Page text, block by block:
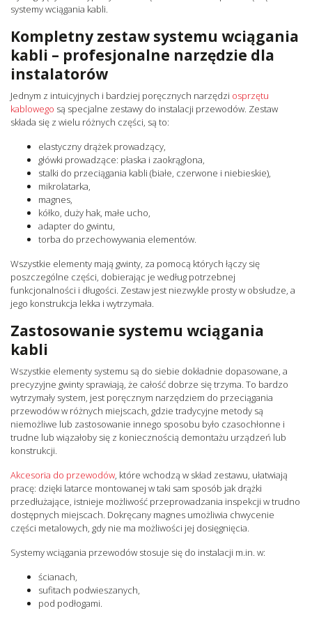
systemy wciągania kabli.
Kompletny zestaw systemu wciągania
kabli – profesjonalne narzędzie dla
instalatorów
Jednym z intuicyjnych i bardziej poręcznych narzędzi osprzętu
kablowego są specjalne zestawy do instalacji przewodów. Zestaw
składa się z wielu różnych części, są to:
elastyczny drążek prowadzący,
główki prowadzące: płaska i zaokrąglona,
stalki do przeciągania kabli (białe, czerwone i niebieskie),
mikrolatarka,
magnes,
kółko, duży hak, małe ucho,
adapter do gwintu,
torba do przechowywania elementów.
Wszystkie elementy mają gwinty, za pomocą których łączy się
poszczególne części, dobierając je według potrzebnej
funkcjonalności i długości. Zestaw jest niezwykle prosty w obsłudze, a
jego konstrukcja lekka i wytrzymała.
Zastosowanie systemu wciągania
kabli
Wszystkie elementy systemu są do siebie dokładnie dopasowane, a
precyzyjne gwinty sprawiają, że całość dobrze się trzyma. To bardzo
wytrzymały system, jest poręcznym narzędziem do przeciągania
przewodów w różnych miejscach, gdzie tradycyjne metody są
niemożliwe lub zastosowanie innego sposobu było czasochłonne i
trudne lub wiązałoby się z koniecznością demontażu urządzeń lub
konstrukcji.
Akcesoria do przewodów, które wchodzą w skład zestawu, ułatwiają
pracę: dzięki latarce montowanej w taki sam sposób jak drążki
przedłużające, istnieje możliwość przeprowadzania inspekcji w trudno
dostępnych miejscach. Dokręcany magnes umożliwia chwycenie
części metalowych, gdy nie ma możliwości jej dosięgnięcia.
Systemy wciągania przewodów stosuje się do instalacji m.in. w:
ścianach,
sufitach podwieszanych,
pod podłogami.